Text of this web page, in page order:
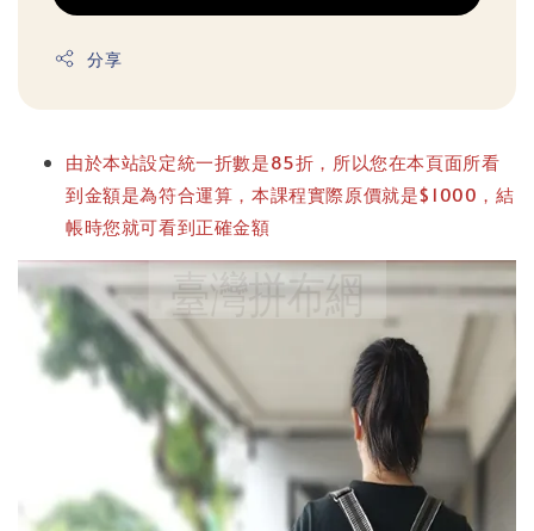
分享
由於本站設定統一折數是85折，所以您在本頁面所看
到金額是為符合運算，本課程實際原價就是$1000，結
帳時您就可看到正確金額